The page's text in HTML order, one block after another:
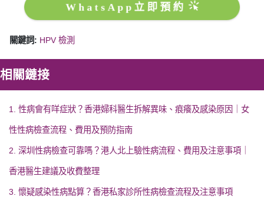
WhatsApp立即預約
關鍵詞: HPV 檢測
相關鏈接
1. 性病會有咩症狀？香港婦科醫生拆解異味、痕癢及感染原因｜女
性性病檢查流程、費用及預防指南
2. 深圳性病檢查可靠嗎？港人北上驗性病流程、費用及注意事項｜
香港醫生建議及收費整理
3. 懷疑感染性病點算？香港私家診所性病檢查流程及注意事項